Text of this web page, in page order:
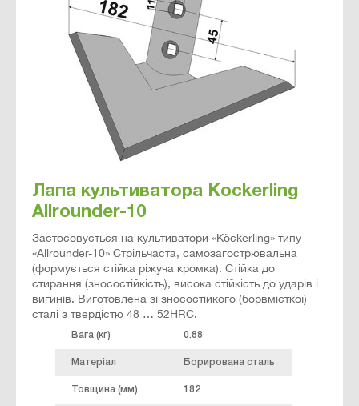
Лапа культиватора Kockerling
Allrounder-10
Застосовується на культиватори «Köckerling» типу
«Allrounder-10» Стрільчаста, самозагострювальна
(формується стійка ріжуча кромка). Стійка до
стирання (зносостійкість), висока стійкість до ударів і
вигинів. Виготовлена ​​зі зносостійкого (борвмісткої)
сталі з твердістю 48 … 52HRC.
Вага (кг) 0.88
Матеріал Борирована сталь
Товщина (мм) 182